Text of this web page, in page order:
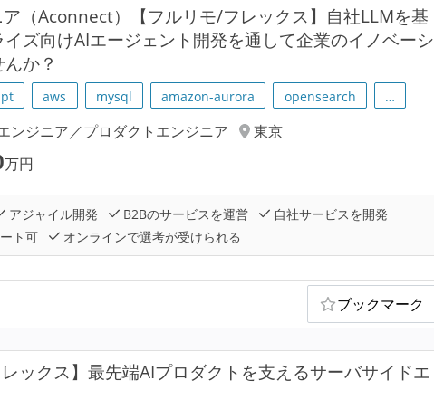
（Aconnect）【フルリモ/フレックス】自社LLMを基
ズ向けAIエージェント開発を通して企業のイノベーシ
か？
aws mysql amazon-aurora opensearch …
ンジニア／プロダクトエンジニア
東京
万円
アジャイル開発 B2Bのサービスを運営
自社サービスを開発
ト可 オンラインで選考が受けられる
ブックマーク
レックス】最先端AIプロダクトを支えるサーバサイドエ